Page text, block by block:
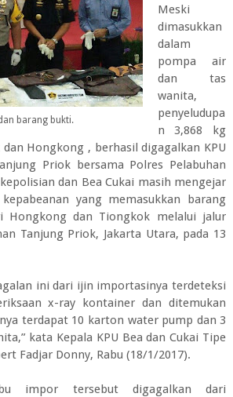
barang bukti.
Meski
dimasukkan
dalam
pompa air
dan tas
wanita,
penyeludupa
n 3,868 kg
Hongkong , berhasil digagalkan KPU
Priok bersama Polres Pelabuhan
dan Bea Cukai masih mengejar
yang memasukkan barang
Hongkong dan Tiongkok melalui jalur
Tanjung Priok, Jakarta Utara, pada 13
ini dari ijin importasinya terdeteksi
x-ray kontainer dan ditemukan
terdapat 10 karton water pump dan 3
kata Kepala KPU Bea dan Cukai Tipe
Fadjar Donny, Rabu (18/1/2017).
impor tersebut digagalkan dari